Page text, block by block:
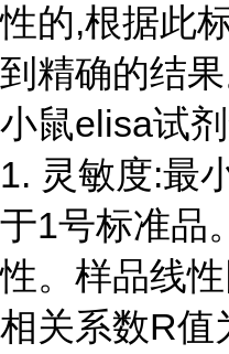
性的,根据此
到精确的结果
小鼠elisa试
1. 灵敏度:最
于1号标准品
性。样品线
相关系数R值